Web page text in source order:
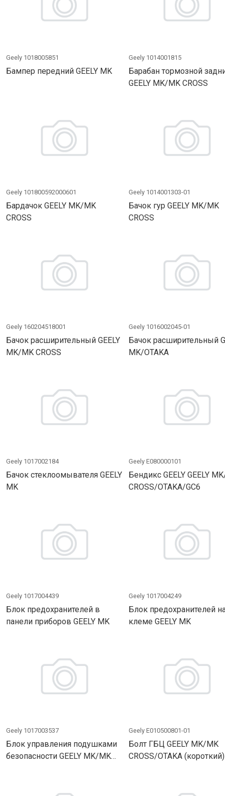
Geely 1018005851
Бампер передний GEELY MK
Geely 1014001815
Барабан тормозной
GEELY MK/MK CROSS
Geely 101800592000601
Бардачок GEELY MK/MK
CROSS
Geely 1014001303-01
Бачок гур GEELY MK/MK
CROSS
Geely 160204518001
Бачок расширительный GEELY
MK/MK CROSS
Geely 1016002045-01
Бачок расширительный
MK/OTAKA
Geely 1017002184
Бачок стеклоомывателя GEELY
MK
Geely E080000101
Бендикс GEELY GEELY
CROSS/OTAKA/GC6
Geely 1017004439
Блок предохранителей в
панели приборов GEELY MK
Geely 1017004249
Блок предохранителей
клеме GEELY MK
Geely 1017003537
Блок управления подушками
безопасности GEELY MK/MK
Geely E010500801-01
Болт ГБЦ GEELY MK/MK
CROSS/OTAKA (короткий)